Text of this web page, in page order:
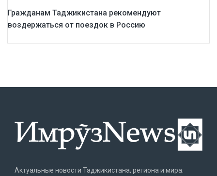
Гражданам Таджикистана рекомендуют
воздержаться от поездок в Россию
Актуальные новости Таджикистана, региона и мира.